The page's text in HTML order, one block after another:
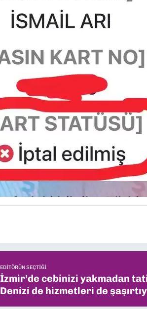
EDITÖRÜN SEÇTIĞI
İzmir’de cebinizi yakmadan
Denizi de hizmetleri de